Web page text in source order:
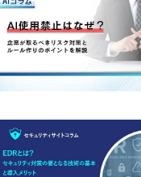
「EDRとは？
セキュリティ対策の